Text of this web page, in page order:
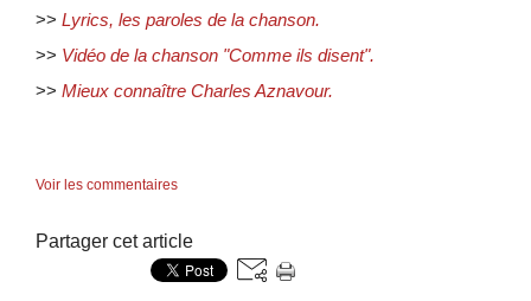
>> Lyrics, les paroles de la chanson.
>> Vidéo de la chanson "Comme ils disent".
>> Mieux connaître Charles Aznavour.
Voir les commentaires
Partager cet article